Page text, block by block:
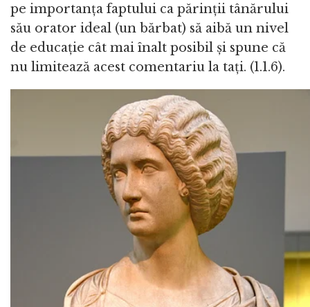
pe importanța faptului ca părinții tânărului
său orator ideal (un bărbat) să aibă un nivel
de educație cât mai înalt posibil și spune că
nu limitează acest comentariu la tați. (1.1.6).